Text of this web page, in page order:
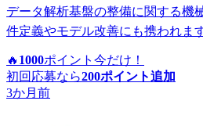
データ解析基盤の整備に関する機
件定義やモデル改善にも携われま
🔥 1000ポイント 今だけ！
初回応募なら200ポイント追加
3か月前